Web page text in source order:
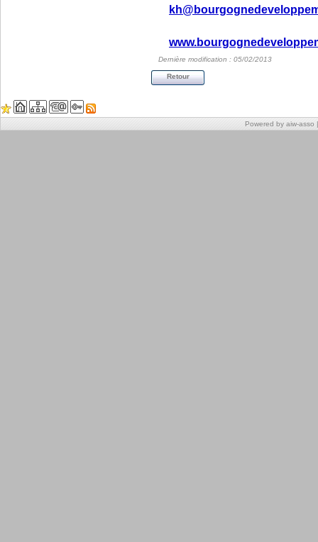
Dernière modification : 05/02/2013
Retour
Powered by aiw-asso